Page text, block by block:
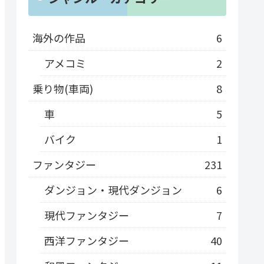
海外の作品
6
アメコミ
2
乗り物(車両)
8
車
5
バイク
1
ファンタジー
231
ダンジョン・現代ダンジョン
6
現代ファンタジー
7
西洋ファンタジー
40